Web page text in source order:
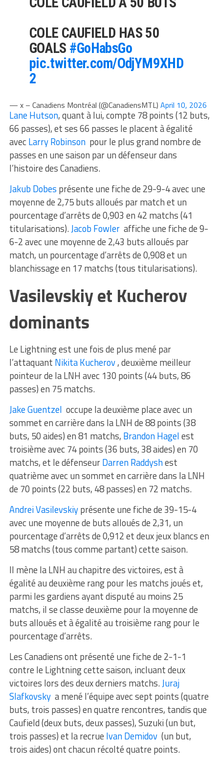
COLE CAUFIELD HAS 50
GOALS #GoHabsGo
pic.twitter.com/OdjYM9XHD
2
— x – Canadiens Montréal (@CanadiensMTL) April 10, 2026
Lane Hutson, quant à lui, compte 78 points (12 buts,
66 passes), et ses 66 passes le placent à égalité
avecLarry Robinsonpour le plus grand nombre de
passes en une saison par un défenseur dans
l’histoire des Canadiens.
Jakub Dobes présente une fiche de 29-9-4 avec une
moyenne de 2,75 buts alloués par match et un
pourcentage d’arrêts de 0,903 en 42 matchs (41
titularisations).Jacob Fowleraffiche une fiche de 9-
6-2 avec une moyenne de 2,43 buts alloués par
match, un pourcentage d’arrêts de 0,908 et un
blanchissage en 17 matchs (tous titularisations).
Vasilevskiy et Kucherov
dominants
Le Lightning est une fois de plus mené par
l’attaquant Nikita Kucherov, deuxième meilleur
pointeur de la LNH avec 130 points (44 buts, 86
passes) en 75 matchs.
Jake Guentzel occupe la deuxième place avec un
sommet en carrière dans la LNH de 88 points (38
buts, 50 aides) en 81 matchs, Brandon Hagelest
troisième avec 74 points (36 buts, 38 aides) en 70
matchs, et le défenseurDarren Raddyshest
quatrième avec un sommet en carrière dans la LNH
de 70 points (22 buts, 48 ​​passes) en 72 matchs.
Andrei Vasilevskiyprésente une fiche de 39-15-4
avec une moyenne de buts alloués de 2,31, un
pourcentage d’arrêts de 0,912 et deux jeux blancs en
58 matchs (tous comme partant) cette saison.
Il mène la LNH au chapitre des victoires, est à
égalité au deuxième rang pour les matchs joués et,
parmi les gardiens ayant disputé au moins 25
matchs, il se classe deuxième pour la moyenne de
buts alloués et à égalité au troisième rang pour le
pourcentage d’arrêts.
Les Canadiens ont présenté une fiche de 2-1-1
contre le Lightning cette saison, incluant deux
victoires lors des deux derniers matchs.Juraj
Slafkovskya mené l’équipe avec sept points (quatre
buts, trois passes) en quatre rencontres, tandis que
Caufield (deux buts, deux passes), Suzuki (un but,
trois passes) et la recrue Ivan Demidov(un but,
trois aides) ont chacun récolté quatre points.